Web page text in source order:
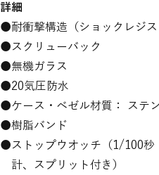
詳細
●耐衝撃構造（ショックレジ
●スクリューバック
●無機ガラス
●20気圧防水
●ケース・ベゼル材質： ステ
●樹脂バンド
●ストップウオッチ（1/100秒
計、スプリット付き）